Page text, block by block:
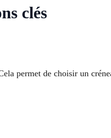
clés
permet de choisir un